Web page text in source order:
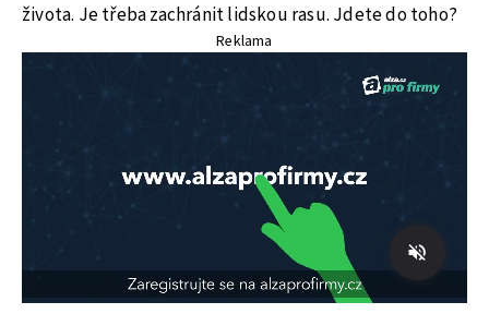
života. Je třeba zachránit lidskou rasu. Jdete do toho?
Reklama